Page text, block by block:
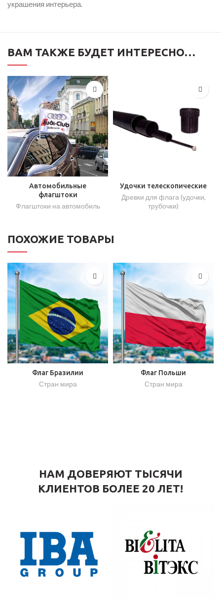
украшения интерьера.
ВАМ ТАКЖЕ БУДЕТ ИНТЕРЕСНО…
Автомобильные
флагштоки
Флагштоки на автомобиль
Удочки телескопические
Древки для флага (удочки,
трубочки)
ПОХОЖИЕ ТОВАРЫ
Флаг Бразилии
Стран мира
Флаг Польши
Стран мира
НАМ ДОВЕРЯЮТ ТЫСЯЧИ
КЛИЕНТОВ БОЛЕЕ 20 ЛЕТ!